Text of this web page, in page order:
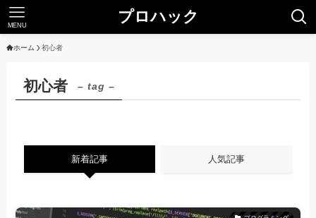
プロハック
MENU
ホーム 初心者
初心者 – tag –
新着記事 人気記事